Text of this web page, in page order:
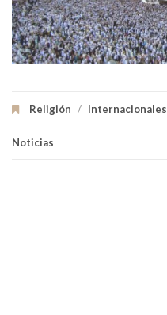
Religión / Internacionales
Noticias